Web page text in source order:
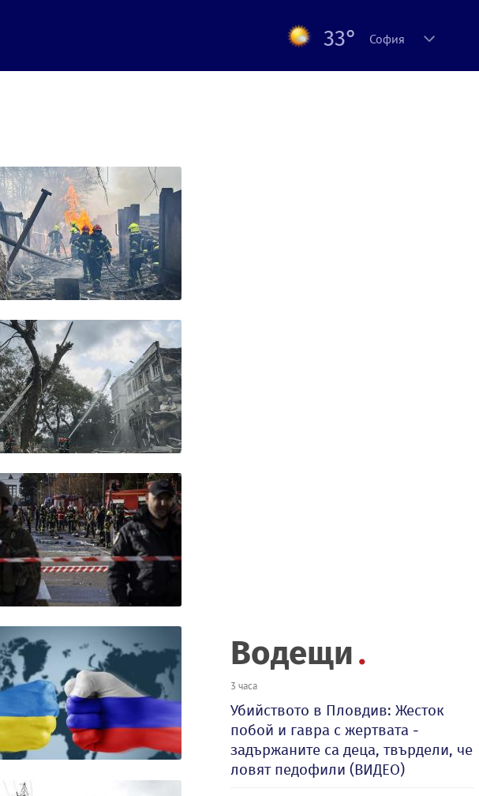
33° София
Водещи
3 часа
Убийството в Пловдив: Жесток
побой и гавра с жертвата -
задържаните са деца, твърдели, че
ловят педофили (ВИДЕО)